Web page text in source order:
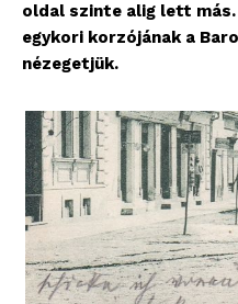
oldal szinte alig lett
egykori korzójának a
nézegetjük.